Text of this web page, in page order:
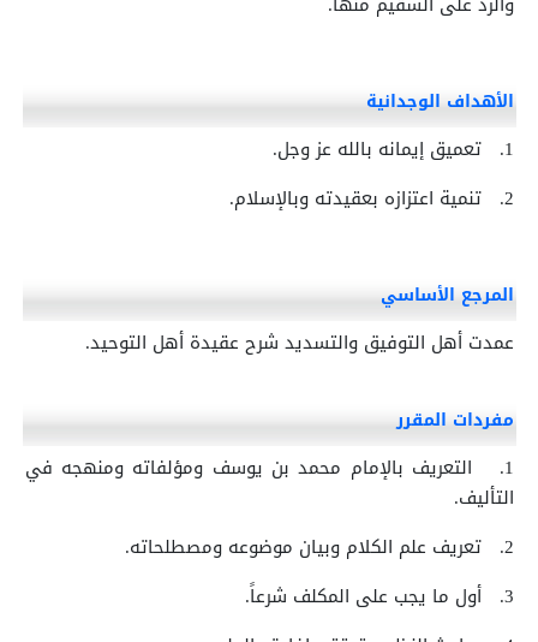
الأهداف الوجدانية
1.
تعميق إيمانه بالله عز وجل.
2.
تنمية اعتزازه بعقيدته وبالإسلام.
المرجع الأساسي
عمدت أهل التوفيق والتسديد شرح عقيدة أهل التوحيد.
مفردات المقرر
1.
التعريف بالإمام محمد بن يوسف ومؤلفاته ومنهجه في
التأليف.
2.
تعريف علم الكلام وبيان موضوعه ومصطلحاته.
3.
أول ما يجب على المكلف شرعاً.